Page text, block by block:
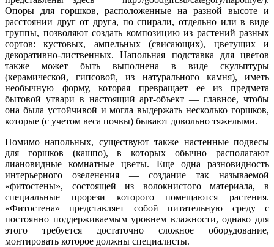
Опоры для горшков, расположенные на разной высоте и
расстоянии друг от друга, по спирали, отдельно или в виде
группы, позволяют создать композицию из растений разных
сортов: кустовых, ампельных (свисающих), цветущих и
декоративно-лиственных. Напольная подставка для цветов
также может быть выполнена в виде скульптуры
(керамической, гипсовой, из натурального камня), иметь
необычную форму, которая превращает ее из предмета
бытовой утвари в настоящий арт-объект — главное, чтобы
она была устойчивой и могла выдержать несколько горшков,
которые (с учетом веса почвы) бывают довольно тяжелыми.
Помимо напольных, существуют также настенные подвесы
для горшков (кашпо), в которых обычно располагают
лиановидные комнатные цветы. Еще одна разновидность
интерьерного озеленения — создание так называемой
«фитостены», состоящей из волокнистого материала, в
специальные прорези которого помещаются растения.
«Фитостена» представляет собой питательную среду с
постоянно поддерживаемым уровнем влажности, однако для
этого требуется достаточно сложное оборудование,
монтировать которое должны специалисты.